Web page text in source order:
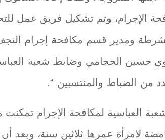
الإجرام، وتم تشكيل فريق عمل
ومدير قسم مكافحة إجرام
حسين الحجامي وضابط شعبة
من الضباط والمنتسبين “.
العباسية لمكافحة الإجرام تمكنت
لامرأة عمرها ثلاثين سنة، وبعد